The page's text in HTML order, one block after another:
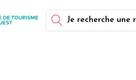
Je recherche une